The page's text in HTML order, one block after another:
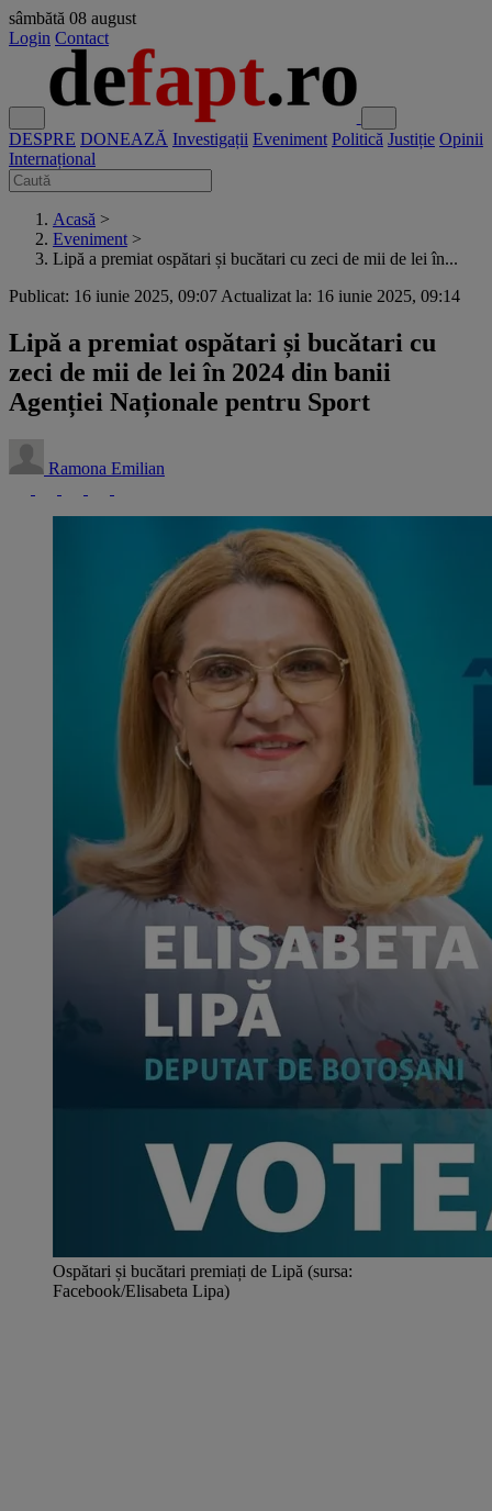
sâmbătă 08 august
Login Contact
DESPRE DONEAZĂ Investigații Eveniment Politică Justiție Opinii
Internațional
Acasă >
Eveniment >
Lipă a premiat ospătari și bucătari cu zeci de mii de lei în...
Publicat: 16 iunie 2025, 09:07 Actualizat la: 16 iunie 2025, 09:14
Lipă a premiat ospătari și bucătari cu
zeci de mii de lei în 2024 din banii
Agenției Naționale pentru Sport
Ramona Emilian
Ospătari și bucătari premiați de Lipă (sursa:
Facebook/Elisabeta Lipa)